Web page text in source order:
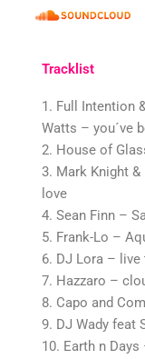
Tracklist
1. Full Intention
Watts – you´ve
2. House of
3. Mark Knight
love
4. Sean Finn –
5. Frank-Lo –
6. DJ Lora – live
7. Hazzaro –
8. Capo and
9. DJ Wady feat
10. Earth n